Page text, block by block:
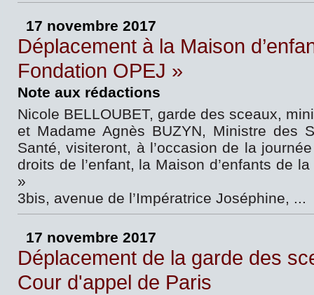
17 novembre 2017
Déplacement à la Maison
Fondation OPEJ »
Note aux rédactions
Nicole BELLOUBET, garde des sceaux,
et Madame Agnès BUZYN, Ministre des
Santé, visiteront, à l’occasion de la
droits de l’enfant, la Maison d’enfants de
»
3bis, avenue de l’Impératrice Joséphine, ...
17 novembre 2017
Déplacement de la garde des
Cour d'appel de Paris